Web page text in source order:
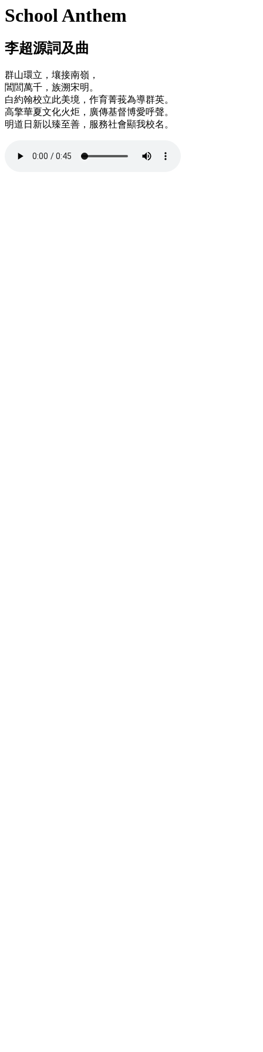
School Anthem
李超源詞及曲
群山環立，壤接南嶺，
閶閭萬千，族溯宋明。
白約翰校立此美境，作育菁莪為導群英。
高擎華夏文化火炬，廣傳基督博愛呼聲。
明道日新以臻至善，服務社會顯我校名。